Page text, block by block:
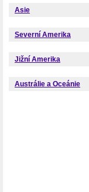
Asie
Severní Amerika
Jižní Amerika
Austrálie a Oceánie